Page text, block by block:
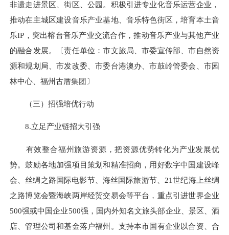
非遗走进景区、街区、公园。积极引进专业化音乐运营企业，
推动在主城区建设音乐产业基地、音乐特色街区，培育本土音
乐IP，突出榕台音乐产业交流合作，推动音乐产业与其他产业
的融合发展。〔责任单位：市文旅局、市委宣传部、市自然资
源和规划局、市发改委、市委台港澳办、市鼓岭管委会、市园
林中心、福州古厝集团〕
（三）招强培优行动
8.立足产业链招大引强
有效整合福州旅游资源，把资源优势转化为产业发展优
势。鼓励各地加强项目策划和精准招商，用好数字中国建设峰
会、丝绸之路国际电影节、海丝国际旅游节、21世纪海上丝绸
之路博览会暨海峡两岸经贸交易会等平台，重点引进世界企业
500强或中国企业500强，国内外知名文旅头部企业、景区、酒
店、管理公司和基金落户福州。支持本市国有企业以合资、合